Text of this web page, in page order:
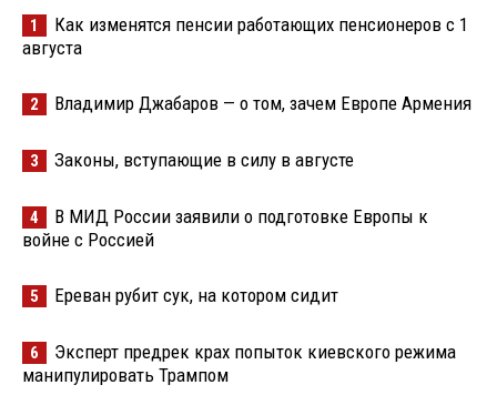
1
Как изменятся пенсии работающих пенсионеров с 1
августа
2 Владимир Джабаров — о том, зачем Европе Армения
3 Законы, вступающие в силу в августе
4
В МИД России заявили о подготовке Европы к
войне с Россией
5 Ереван рубит сук, на котором сидит
6
Эксперт предрек крах попыток киевского режима
манипулировать Трампом